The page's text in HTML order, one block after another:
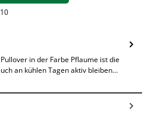
in der Farbe Pflaume ist die
an kühlen Tagen aktiv bleiben…